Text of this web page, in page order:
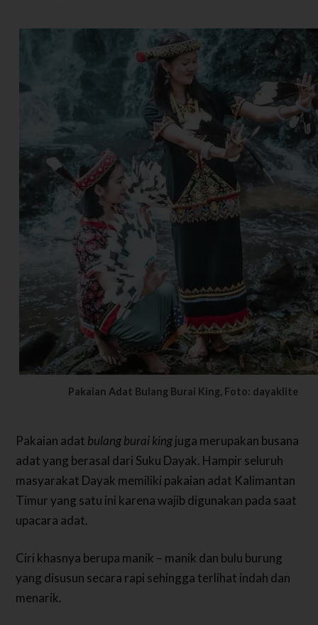
Pakaian Adat Bulang Burai King, Foto: dayaklite
Pakaian adat bulang burai kingjuga merupakan busana
adat yang berasal dari Suku Dayak. Hampir seluruh
masyarakat Dayak memiliki pakaian adat Kalimantan
Timur yang satu ini karena wajib digunakan pada saat
upacara adat.
Ciri khasnya berupa manik – manik dan bulu burung
yang disusun secara rapi sehingga terlihat indah dan
menarik.